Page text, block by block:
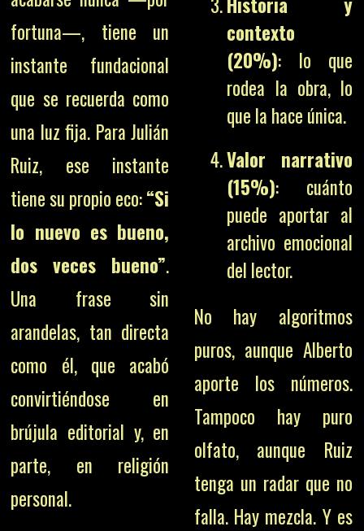
fortuna—, tiene un
instante fundacional
que se recuerda como
una luz fija. Para Julián
Ruiz, ese instante
tiene su propio eco:“Si
lo nuevo es bueno,
dos veces bueno”.
Una frase sin
arandelas, tan directa
como él, que acabó
convirtiéndose en
brújula editorial y, en
parte, en religión
personal.
contexto
(20%): lo que
rodea la obra, lo
que la hace única.
Valor narrativo
(15%): cuánto
puede aportar al
archivo emocional
del lector.
No hay algoritmos
puros, aunque Alberto
aporte los números.
Tampoco hay puro
olfato, aunque Ruiz
tenga un radar que no
falla. Hay mezcla. Y es